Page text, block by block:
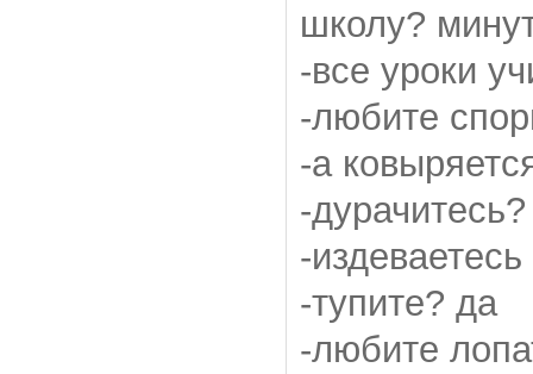
школу?
-все уроки
-любите
-а
-
-
-тупите? да
-любите